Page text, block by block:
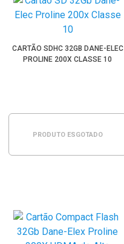
CARTÃO SDHC 32GB DANE-ELEC
PROLINE 200X CLASSE 10
PRODUTO ESGOTADO